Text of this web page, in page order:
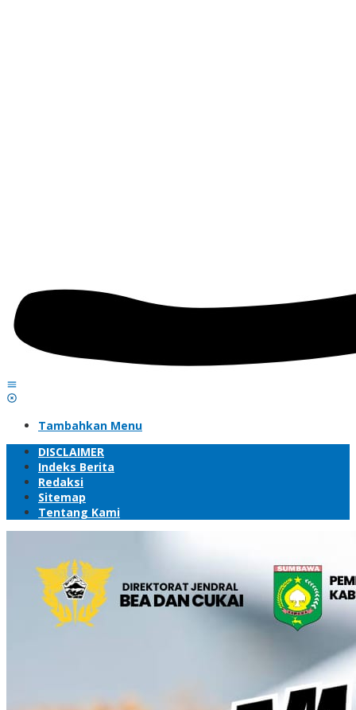
Tambahkan Menu
DISCLAIMER
Indeks Berita
Redaksi
Sitemap
Tentang Kami